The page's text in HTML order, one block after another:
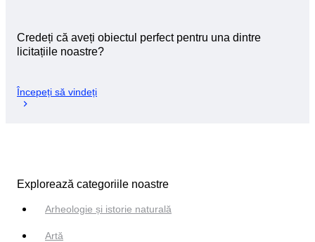
Credeți că aveți obiectul perfect pentru una dintre
licitațiile noastre?
Începeți să vindeți
Explorează categoriile noastre
Arheologie și istorie naturală
Artă